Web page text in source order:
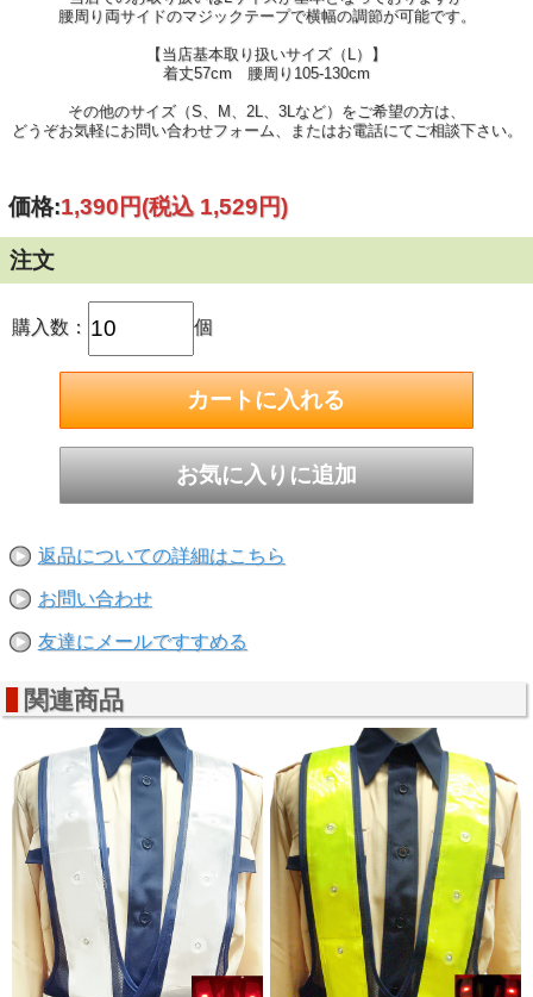
腰周り両サイドのマジックテープで横幅の調節が可能です。
【当店基本取り扱いサイズ（L）】
着丈57cm 腰周り105-130cm
その他のサイズ（S、M、2L、3Lなど）をご希望の方は、
どうぞお気軽にお問い合わせフォーム、またはお電話にてご相談下さい。
価格:1,390円(税込 1,529円)
注文
購入数： 個
返品についての詳細はこちら
お問い合わせ
友達にメールですすめる
関連商品